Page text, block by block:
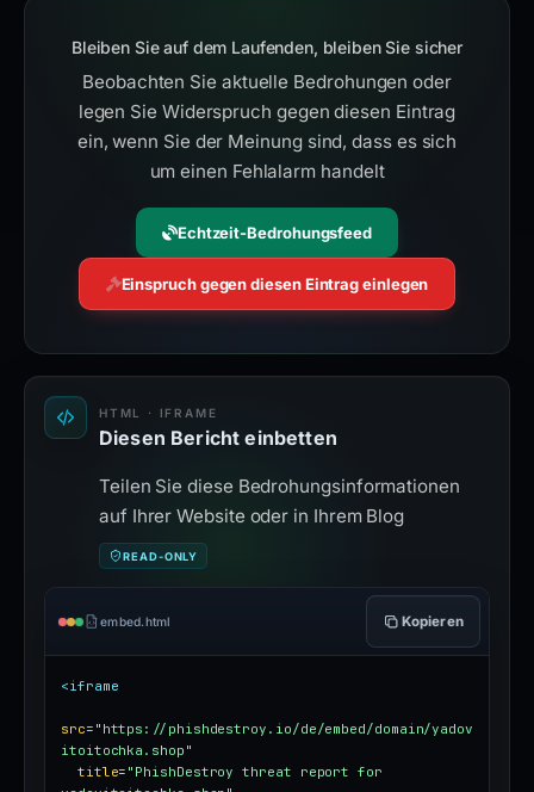
Bleiben Sie auf dem Laufenden, bleiben Sie sicher
Beobachten Sie aktuelle Bedrohungen oder
legen Sie Widerspruch gegen diesen Eintrag
ein, wenn Sie der Meinung sind, dass es sich
um einen Fehlalarm handelt
Echtzeit-Bedrohungsfeed
Einspruch gegen diesen Eintrag einlegen
HTML · IFRAME
Diesen Bericht einbetten
Teilen Sie diese Bedrohungsinformationen
auf Ihrer Website oder in Ihrem Blog
READ-ONLY
embed.html Kopieren
<iframe
src= "https://phishdestroy.io/de/embed/domain/yadov
itoitochka.shop"
title= "PhishDestroy threat report for